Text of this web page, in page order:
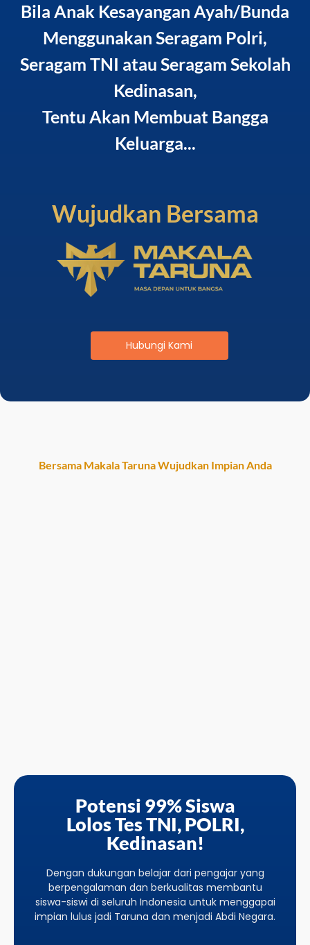
Bila Anak Kesayangan Ayah/Bunda
Menggunakan Seragam Polri,
Seragam TNI atau Seragam Sekolah
Kedinasan,
Tentu Akan Membuat Bangga
Keluarga...
Wujudkan Bersama
Hubungi Kami
Bersama Makala Taruna Wujudkan Impian Anda
Potensi 99% Siswa
Lolos Tes TNI, POLRI,
Kedinasan!
Dengan dukungan belajar dari pengajar yang
berpengalaman dan berkualitas membantu
siswa-siswi di seluruh Indonesia untuk menggapai
impian lulus jadi Taruna dan menjadi Abdi Negara.